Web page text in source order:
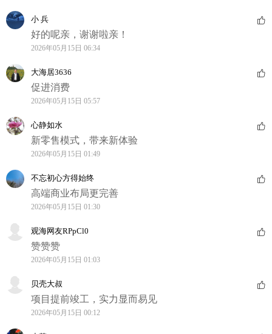
小 兵
好的呢亲，谢谢啦亲！
2026年05月15日 06:34
大海居3636
促进消费
2026年05月15日 05:57
心静如水
新零售模式，带来新体验
2026年05月15日 01:49
不忘初心方得始终
高端商业布局更完善
2026年05月15日 01:30
观海网友RPpCl0
赞赞赞
2026年05月15日 01:03
贝壳大叔
项目提前竣工，实力显而易见
2026年05月15日 00:12